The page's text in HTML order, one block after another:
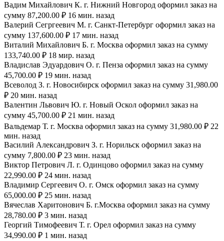
Вадим Михайлович К. г. Нижний Новгород оформил заказ на
сумму 87,200.00 ₽ 16 мин. назад
Валерий Сегргеевич М. г. Санкт-Петербург оформил заказ на
сумму 137,600.00 ₽ 17 мин. назад
Виталий Михайлович Б. г. Москва оформил заказ на сумму
133,740.00 ₽ 18 мир. назад
Владислав Эдуардович О. г. Пенза оформил заказ на сумму
45,700.00 ₽ 19 мин. назад
Всеволод З. г. Новосибирск оформил заказ на сумму 31,980.00
₽ 20 мин. назад
Валентин Львович Ю. г. Новый Оскол оформил заказ на
сумму 45,700.00 ₽ 21 мин. назад
Вальдемар Т. г. Москва оформил заказ на сумму 31,980.00 ₽ 22
мин. назад
Василий Александрович З. г. Норильск оформил заказ на
сумму 7,800.00 ₽ 23 мин. назад
Виктор Петрович Л. г. Одинцово оформил заказ на сумму
22,990.00 ₽ 24 мин. назад
Владимир Сергеевич О. г. Омск оформил заказ на сумму
65,000.00 ₽ 25 мин. назад
Вячеслав Харитонович Б. г.Москва оформил заказ на сумму
28,780.00 ₽ 3 мин. назад
Георгий Тимофеевич Т. г. Орел оформил заказ на сумму
34,990.00 ₽ 1 мин. назад